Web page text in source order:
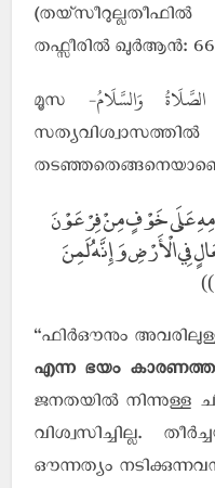
തഫ്സീരില്‍ ഖുര്‍ആന്‍:
മൂസ
عَلَى خَوْفٍ مِنْ فِرْعَوْنَ
فِي الْأَرْضِ وَإِنَّهُ لَمِنَ
“ഫിര്‍ഔനും
എന്ന ഭയം
ജനതയില്‍ നിന്നുള്ള
വിശ്വസിച്ചില്ല.
ഔന്നത്യം